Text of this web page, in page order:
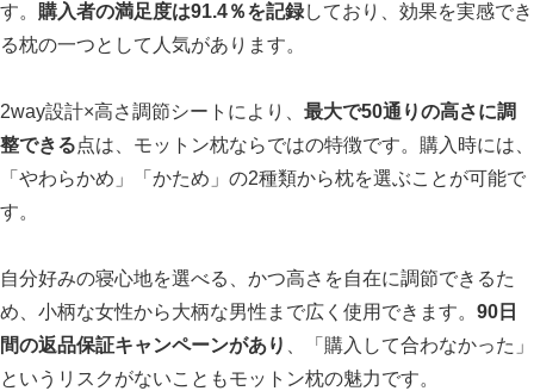
す。 購入者の満足度は91.4％を記録しており、効果を実感でき
る枕の一つとして人気があります。
2way設計×高さ調節シートにより、 最大で50通りの高さに調
整できる点は、モットン枕ならではの特徴です。購入時には、
「やわらかめ」「かため」の2種類から枕を選ぶことが可能で
す。
自分好みの寝心地を選べる、かつ高さを自在に調節できるた
め、小柄な女性から大柄な男性まで広く使用できます。 90日
間の返品保証キャンペーンがあり
、「購入して合わなかった」
というリスクがないこともモットン枕の魅力です。